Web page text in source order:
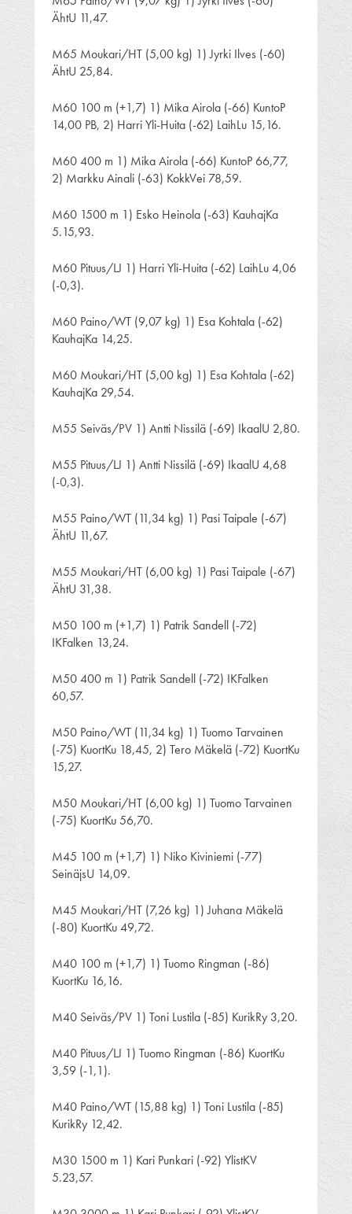
ÄhtU 11,47.
M65 Moukari/HT (5,00 kg) 1) Jyrki Ilves (-60)
ÄhtU 25,84.
M60 100 m (+1,7) 1) Mika Airola (-66) KuntoP
14,00 PB, 2) Harri Yli-Huita (-62) LaihLu 15,16.
M60 400 m 1) Mika Airola (-66) KuntoP 66,77,
2) Markku Ainali (-63) KokkVei 78,59.
M60 1500 m 1) Esko Heinola (-63) KauhajKa
5.15,93.
M60 Pituus/LJ 1) Harri Yli-Huita (-62) LaihLu 4,06
(-0,3).
M60 Paino/WT (9,07 kg) 1) Esa Kohtala (-62)
KauhajKa 14,25.
M60 Moukari/HT (5,00 kg) 1) Esa Kohtala (-62)
KauhajKa 29,54.
M55 Seiväs/PV 1) Antti Nissilä (-69) IkaalU 2,80.
M55 Pituus/LJ 1) Antti Nissilä (-69) IkaalU 4,68
(-0,3).
M55 Paino/WT (11,34 kg) 1) Pasi Taipale (-67)
ÄhtU 11,67.
M55 Moukari/HT (6,00 kg) 1) Pasi Taipale (-67)
ÄhtU 31,38.
M50 100 m (+1,7) 1) Patrik Sandell (-72)
IKFalken 13,24.
M50 400 m 1) Patrik Sandell (-72) IKFalken
60,57.
M50 Paino/WT (11,34 kg) 1) Tuomo Tarvainen
(-75) KuortKu 18,45, 2) Tero Mäkelä (-72) KuortKu
15,27.
M50 Moukari/HT (6,00 kg) 1) Tuomo Tarvainen
(-75) KuortKu 56,70.
M45 100 m (+1,7) 1) Niko Kiviniemi (-77)
SeinäjsU 14,09.
M45 Moukari/HT (7,26 kg) 1) Juhana Mäkelä
(-80) KuortKu 49,72.
M40 100 m (+1,7) 1) Tuomo Ringman (-86)
KuortKu 16,16.
M40 Seiväs/PV 1) Toni Lustila (-85) KurikRy 3,20.
M40 Pituus/LJ 1) Tuomo Ringman (-86) KuortKu
3,59 (-1,1).
M40 Paino/WT (15,88 kg) 1) Toni Lustila (-85)
KurikRy 12,42.
M30 1500 m 1) Kari Punkari (-92) YlistKV
5.23,57.